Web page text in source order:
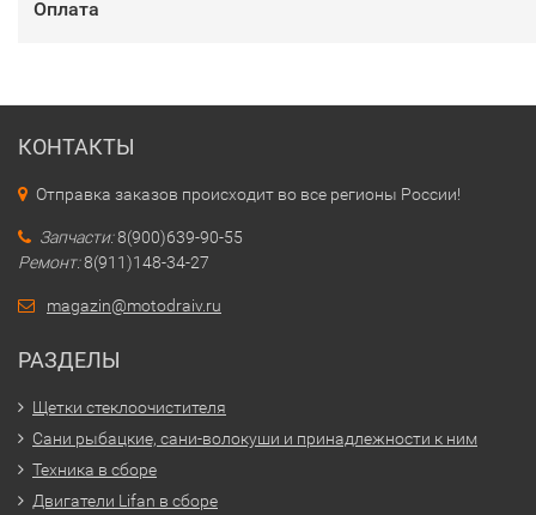
Оплата
КОНТАКТЫ
Отправка заказов происходит во все регионы России!
Запчасти:8(900)639-90-55
Ремонт:8(911)148-34-27
magazin@motodraiv.ru
РАЗДЕЛЫ
Щетки стеклоочистителя
Сани рыбацкие, сани-волокуши и принадлежности к ним
Техника в сборе
Двигатели Lifan в сборе